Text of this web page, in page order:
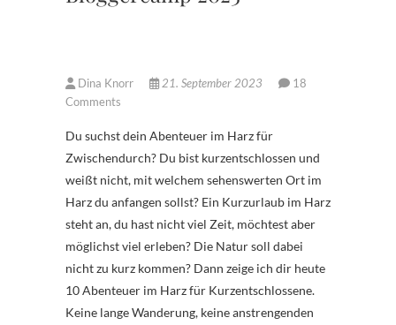
Dina Knorr 21. September 2023
18
Comments
Du suchst dein Abenteuer im Harz für
Zwischendurch? Du bist kurzentschlossen und
weißt nicht, mit welchem sehenswerten Ort im
Harz du anfangen sollst? Ein Kurzurlaub im Harz
steht an, du hast nicht viel Zeit, möchtest aber
möglichst viel erleben? Die Natur soll dabei
nicht zu kurz kommen? Dann zeige ich dir heute
10 Abenteuer im Harz für Kurzentschlossene.
Keine lange Wanderung, keine anstrengenden